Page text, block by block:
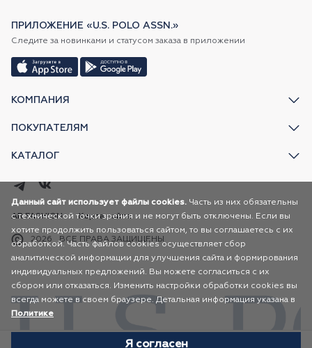
КОМПАНИЯ
ПОКУПАТЕЛЯМ
КАТАЛОГ
ПРИЛОЖЕНИЕ «U.S. POLO ASSN.»
Следите за новинками и статусом заказа в приложении
2026 ВСЕ ПРАВА ЗАЩИЩЕНЫ
AR FASHION Карта сайта
Данный сайт использует файлы cookies. Часть из них обязательны
с технической точки зрения и не могут быть отключены. Если вы
хотите продолжить пользоваться сайтом, то вы соглашаетесь с их
обработкой. Часть файлов cookies осуществляет сбор
аналитической информации для улучшения сайта и формирования
индивидуальных предложений. Вы можете согласиться с их
сбором или отказаться. Изменить настройки обработки cookies вы
всегда можете в своем браузере. Детальная информация указана в
Политике
Я согласен